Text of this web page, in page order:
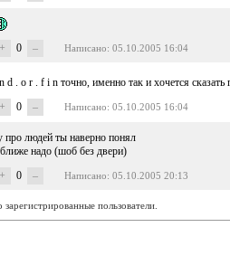
+ 0 – Написано: 05.10.2005 16:04
d . o r . f i n точно, именно так и хочется
+
0 – Написано: 05.10.2005 16:04
про людей ты наверно понял
надо (шоб без двери)
+
0 – Написано: 05.10.2005 20:13
пользователи.